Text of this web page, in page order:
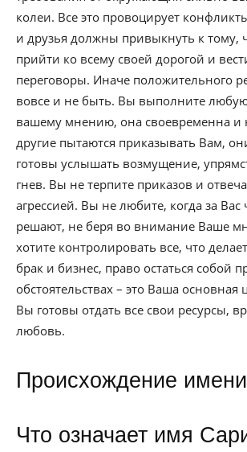
колеи. Все это провоцирует
и друзья должны привыкнуть к
прийти ко всему своей дорогой и
переговоры. Иначе положительного
вовсе и не быть. Вы выполните
вашему мнению, она своевременна и
другие пытаются приказывать Вам,
готовы услышать возмущение,
гнев. Вы не терпите приказов и
агрессией. Вы не любите, когда за Вас
решают, не беря во внимание Ваше
хотите контролировать все, что
брак и бизнес, право остаться собой
обстоятельствах – это Ваша
Вы готовы отдать все свои ресурсы,
любовь.
Происхождение
Что означает имя